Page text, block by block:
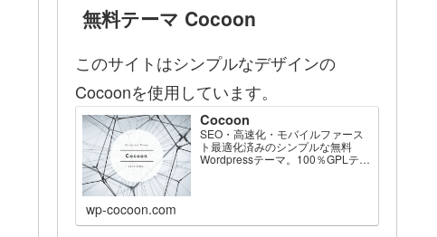
無料テーマ Cocoon
このサイトはシンプルなデザインの
Cocoonを使用しています。
Cocoon
SEO・高速化・モバイルファース
ト最適化済みのシンプルな無料
Wordpressテーマ。100％GPLテー
wp-cocoon.com